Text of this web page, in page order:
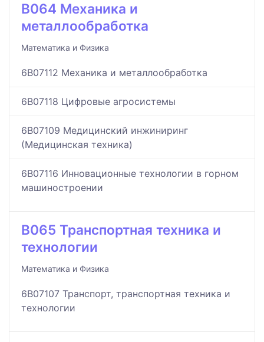
B064 Механика и
металлообработка
Математика и Физика
6B07112 Механика и металлообработка
6B07118 Цифровые агросистемы
6B07109 Медицинский инжиниринг
(Медицинская техника)
6B07116 Инновационные технологии в горном
машиностроении
B065 Транспортная техника и
технологии
Математика и Физика
6B07107 Транспорт, транспортная техника и
технологии